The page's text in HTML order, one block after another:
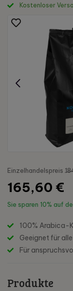
100% Arabica-
Geeignet für
Für
Einzelhandelspreis
165,60 €
Sie sparen 10% auf
Kostenloser
Produkte